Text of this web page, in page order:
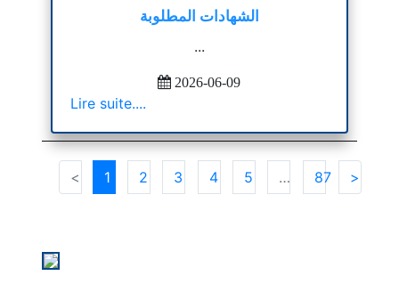
الشهادات المطلوبة
...
2026-06-09
Lire suite....
< 1 2 3 4 5 … 87 >